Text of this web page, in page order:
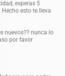
esperas 5
esto te lleva
nuevos?? nunca lo
por favor